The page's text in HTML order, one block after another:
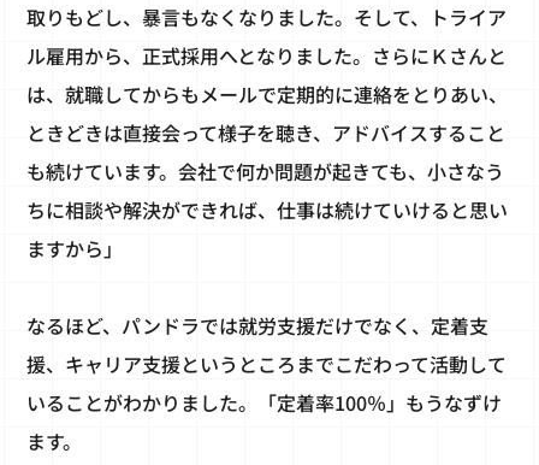
取りもどし、暴言もなくなりました。そして、トライア
ル雇用から、正式採用へとなりました。さらにＫさんと
は、就職してからもメールで定期的に連絡をとりあい、
ときどきは直接会って様子を聴き、アドバイスすること
も続けています。会社で何か問題が起きても、小さなう
ちに相談や解決ができれば、仕事は続けていけると思い
ますから」
なるほど、パンドラでは就労支援だけでなく、定着支
援、キャリア支援というところまでこだわって活動して
いることがわかりました。「定着率100％」もうなずけ
ます。